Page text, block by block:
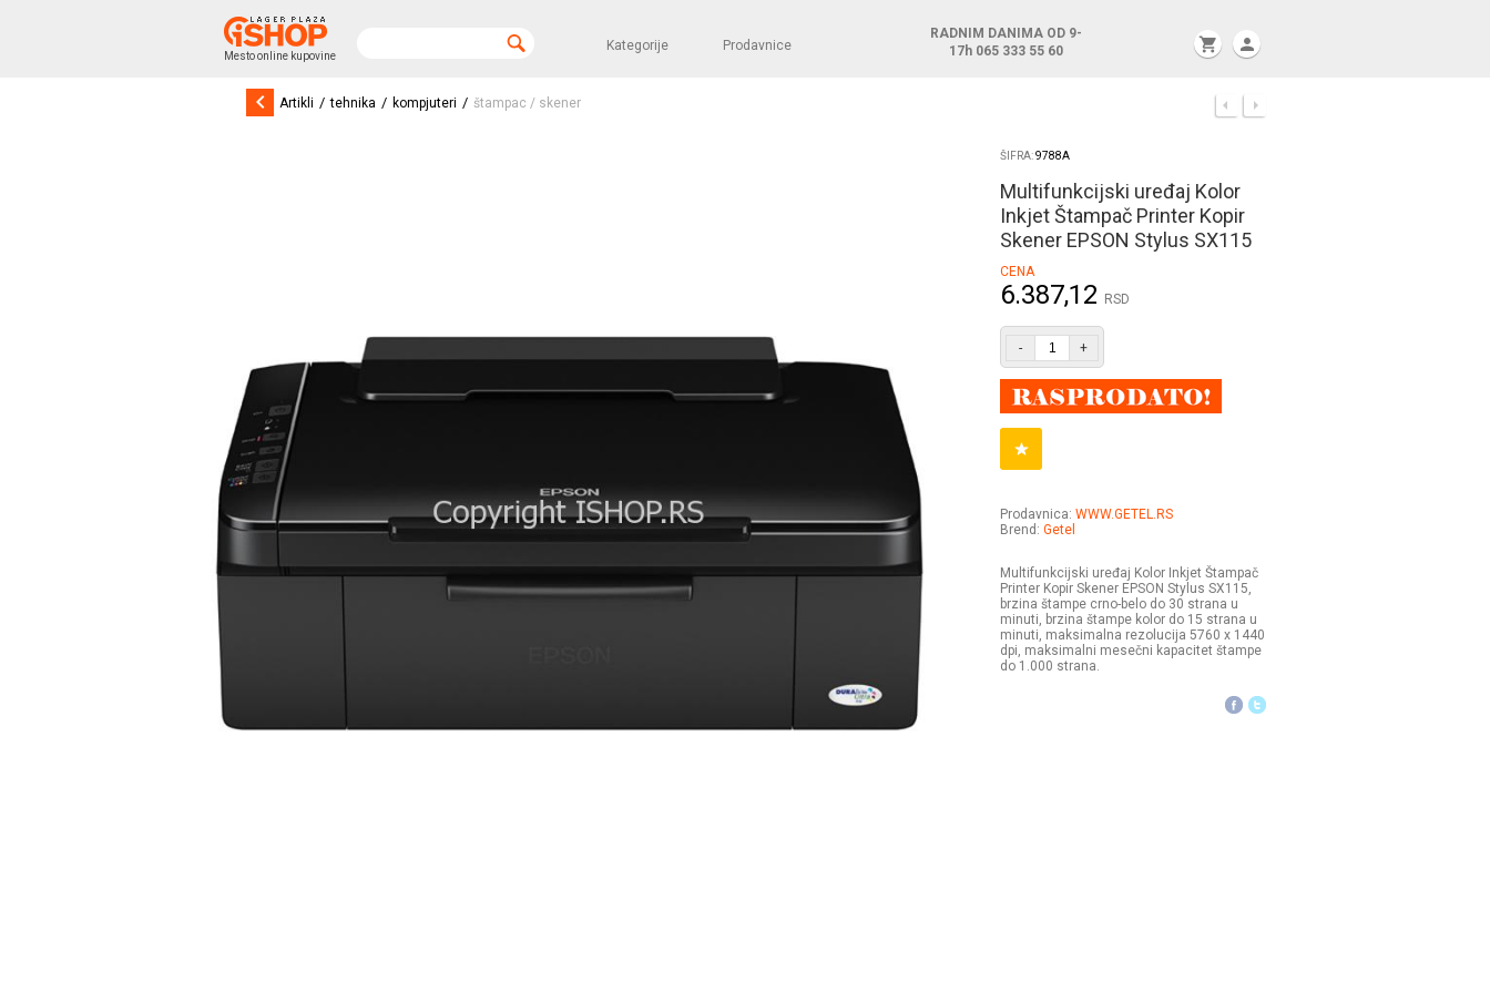
Mesto online kupovine
Kategorije Prodavnice
RADNIM DANIMA OD 9-
17h 065 333 55 60 shopping_cart person
keyboard_arrow_left Artikli / tehnika / kompjuteri / štampac / skener
ŠIFRA:9788A
Multifunkcijski uređaj Kolor
Inkjet Štampač Printer Kopir
Skener EPSON Stylus SX115
CENA
6.387,12 RSD
- +
Prodavnica: WWW.GETEL.RS
Brend: Getel
Multifunkcijski uređaj Kolor Inkjet Štampač
Printer Kopir Skener EPSON Stylus SX115,
brzina štampe crno-belo do 30 strana u
minuti, brzina štampe kolor do 15 strana u
minuti, maksimalna rezolucija 5760 x 1440
dpi, maksimalni mesečni kapacitet štampe
do 1.000 strana.